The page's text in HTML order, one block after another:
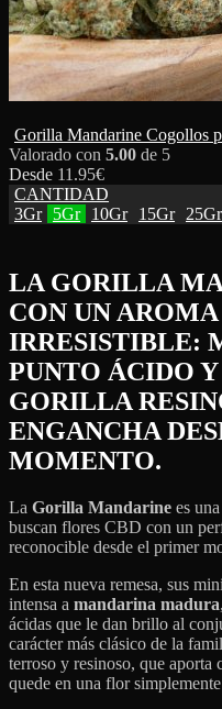
Gorilla Mandarine Cogollos
Valorado con 5.00 de 5
Desde 11.95€
CANTIDAD
3Gr
5Gr 10Gr 15Gr 25Gr
LA GORILLA
CON UN
IRRESISTIBLE:
PUNTO ÁCIDO
GORILLA
ENGANCHA
MOMENTO.
La Gorilla Mandarine es
buscan flores CBD con un
reconocible desde el primer
En esta nueva remesa, sus
intensa a mandarina madura
ácidas que le dan brillo al
carácter más clásico de la
terroso y resinoso, que aporta
quede en una flor